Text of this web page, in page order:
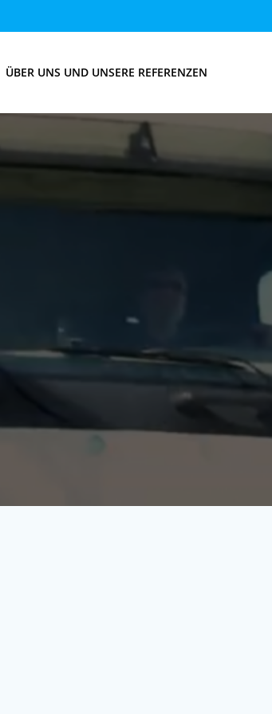
ÜBER UNS UND UNSERE REFERENZEN